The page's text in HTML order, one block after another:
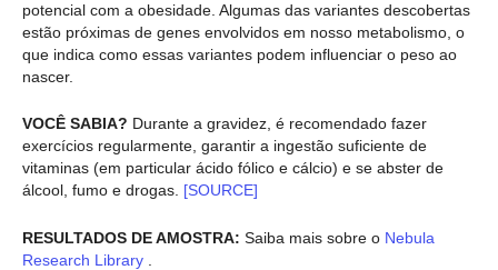
potencial com a obesidade. Algumas das variantes descobertas
estão próximas de genes envolvidos em nosso metabolismo, o
que indica como essas variantes podem influenciar o peso ao
nascer.
VOCÊ SABIA? Durante a gravidez, é recomendado fazer
exercícios regularmente, garantir a ingestão suficiente de
vitaminas (em particular ácido fólico e cálcio) e se abster de
álcool, fumo e drogas. [SOURCE]
RESULTADOS DE AMOSTRA: Saiba mais sobre o Nebula
Research Library